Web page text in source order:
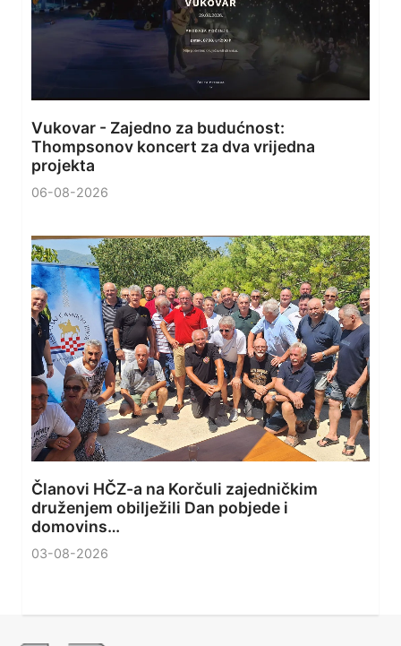
Vukovar - Zajedno za budućnost:
Thompsonov koncert za dva vrijedna
projekta
06-08-2026
Članovi HČZ-a na Korčuli zajedničkim
druženjem obilježili Dan pobjede i
domovins…
03-08-2026